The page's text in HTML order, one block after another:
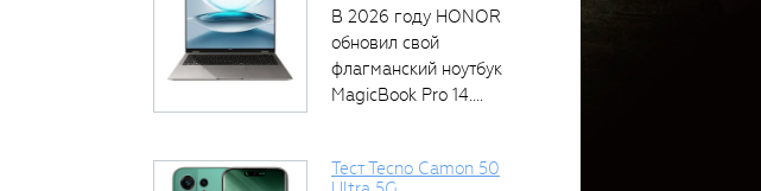
В 2026 году HONOR
обновил свой
флагманский ноутбук
MagicBook Pro 14....
Тест Tecno Camon 50